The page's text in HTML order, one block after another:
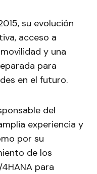
su evolución
acceso a
y una
para
en el futuro.
del
experiencia y
por su
de los
para